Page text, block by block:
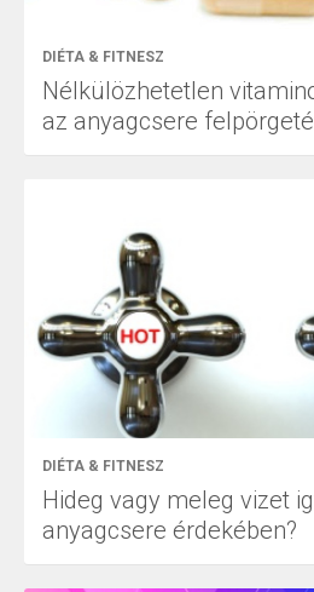
DIÉTA & FITNESZ
Nélkülözhetetlen
az anyagcsere
DIÉTA & FITNESZ
Hideg vagy meleg vizet
anyagcsere érdekében?